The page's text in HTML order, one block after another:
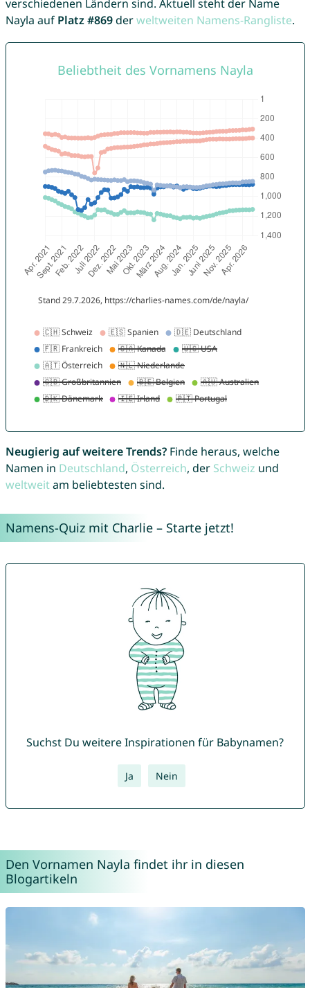
verschiedenen Ländern sind. Aktuell steht der Name
Nayla auf Platz #869derweltweiten Namens-Rangliste.
Neugierig auf weitere Trends?Finde heraus, welche
Namen in Deutschland, Österreich, der Schweiz und
weltweitam beliebtesten sind.
Namens-Quiz mit Charlie – Starte jetzt!
Suchst Du weitere Inspirationen für Babynamen?
Ja Nein
Den Vornamen Nayla findet ihr in diesen
Blogartikeln